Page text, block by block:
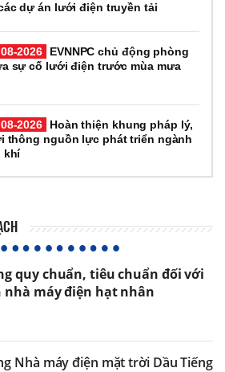
dự án lưới điện truyền tải
2026
EVNNPC chủ động phòng
sự cố lưới điện trước mùa mưa
2026
Hoàn thiện khung pháp lý,
thông nguồn lực phát triển ngành
khí
quy chuẩn, tiêu chuẩn đối với
nhà máy điện hạt nhân
Nhà máy điện mặt trời Dầu Tiếng